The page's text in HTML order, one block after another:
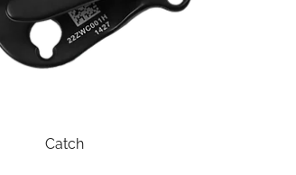
Catch